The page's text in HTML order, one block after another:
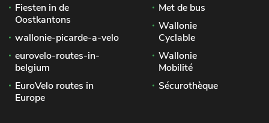
Fiesten in de
Oostkantons
wallonie-picarde-a-velo
eurovelo-routes-in-
belgium
EuroVelo routes in
Europe
Met de bus
Wallonie
Cyclable
Wallonie
Mobilité
Sécurothèque